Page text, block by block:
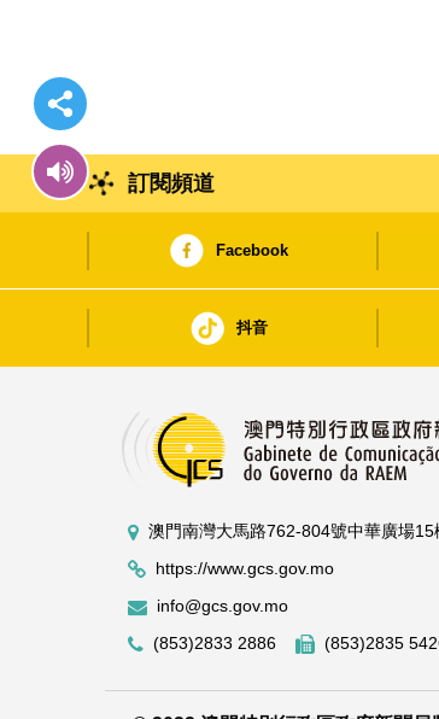
訂閱頻道
Facebook
抖音
澳門南灣大馬路762-804號中華廣場15
https://www.gcs.gov.mo
info@gcs.gov.mo
(853)2833 2886
(853)2835